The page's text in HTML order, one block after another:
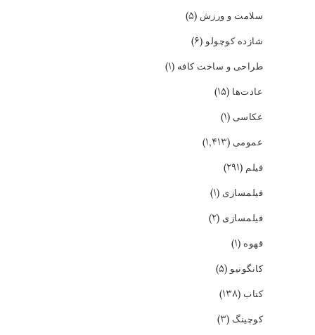
سلامت و ورزش (۵)
شازده کوچولو(۶)
طراحی و ساخت کافه (۱)
عادت‌ها (۱۵)
عکاسی (۱)
عمومی (۱,۴۱۳)
فیلم (۲۹۱)
فیلمسازی (۱)
فیلمسازی (۲)
قهوه (۱)
کانگونیو(۵)
کتاب (۱۳۸)
کوچینگ (۳)